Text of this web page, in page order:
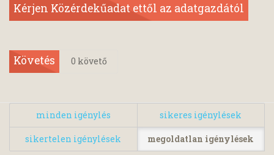
Kérjen Közérdekűadat ettől az adatgazdától
Követés 0 követő
minden igénylés sikeres igénylések
sikertelen igénylések megoldatlan igénylések